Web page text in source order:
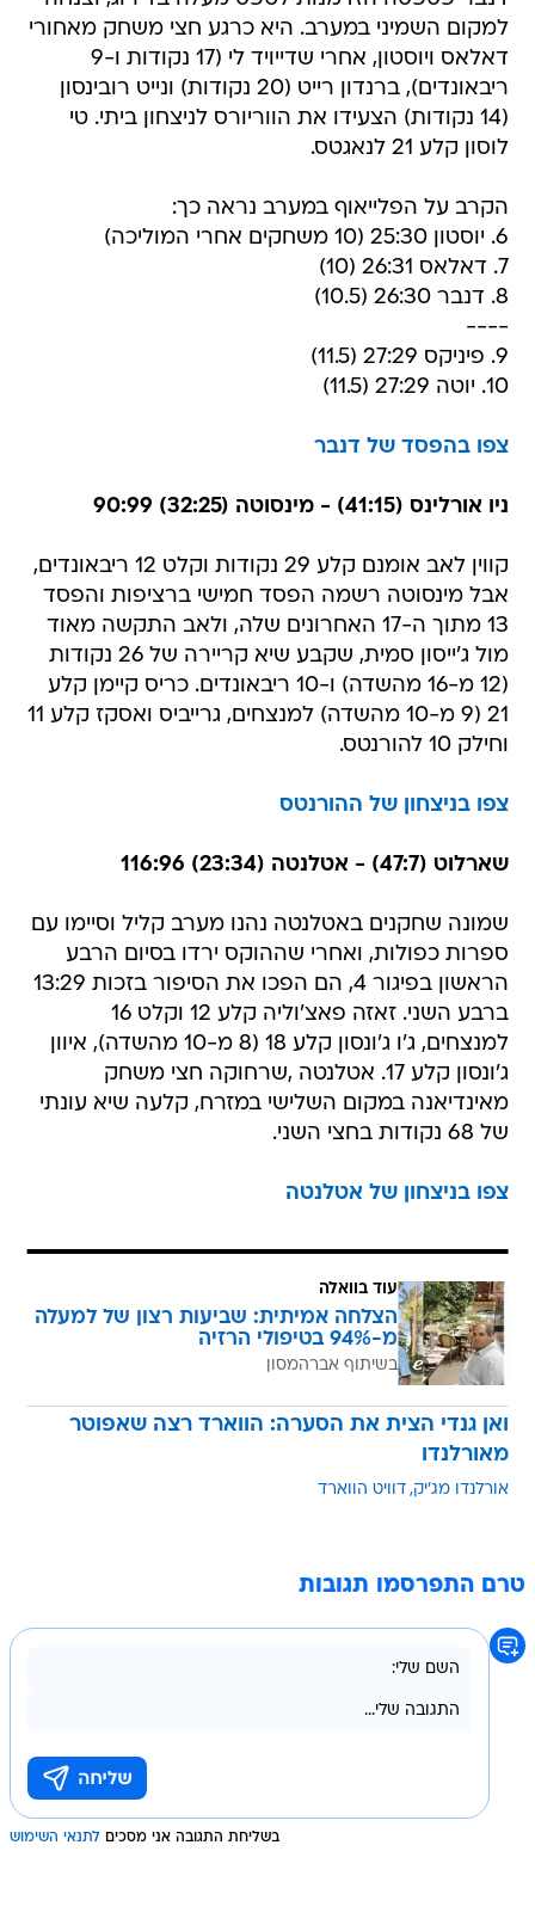
למקום השמיני במערב. היא כרגע חצי משחק מאחורי
דאלאס ויוסטון, אחרי שדייויד לי (17 נקודות ו-9
ריבאונדים), ברנדון רייט (20 נקודות) ונייט רובינסון
(14 נקודות) הצעידו את הווריורס לניצחון ביתי. טי
לוסון קלע 21 לנאגטס.
הקרב על הפלייאוף במערב נראה כך:
6. יוסטון 25:30 (10 משחקים אחרי המוליכה)
7. דאלאס 26:31 (10)
8. דנבר 26:30 (10.5)
----
9. פיניקס 27:29 (11.5)
10. יוטה 27:29 (11.5)
צפו בהפסד של דנבר
ניו אורלינס (41:15) - מינסוטה (32:25) 90:99
קווין לאב אומנם קלע 29 נקודות וקלט 12 ריבאונדים,
אבל מינסוטה רשמה הפסד חמישי ברציפות והפסד
13 מתוך ה-17 האחרונים שלה, ולאב התקשה מאוד
מול ג'ייסון סמית, שקבע שיא קריירה של 26 נקודות
(12 מ-16 מהשדה) ו-10 ריבאונדים. כריס קיימן קלע
21 (9 מ-10 מהשדה) למנצחים, גרייביס ואסקז קלע 11
וחילק 10 להורנטס.
צפו בניצחון של ההורנטס
שארלוט (47:7) - אטלנטה (23:34) 116:96
שמונה שחקנים באטלנטה נהנו מערב קליל וסיימו עם
ספרות כפולות, ואחרי שההוקס ירדו בסיום הרבע
הראשון בפיגור 4, הם הפכו את הסיפור בזכות 13:29
ברבע השני. זאזה פאצ'וליה קלע 12 וקלט 16
למנצחים, ג'ו ג'ונסון קלע 18 (8 מ-10 מהשדה), איוון
ג'ונסון קלע 17. אטלנטה ,שרחוקה חצי משחק
מאינדיאנה במקום השלישי במזרח, קלעה שיא עונתי
של 68 נקודות בחצי השני.
צפו בניצחון של אטלנטה
עוד בוואלה
הצלחה אמיתית: שביעות רצון של למעלה
מ-94% בטיפולי הרזיה
בשיתוף אברהמסון
ואן גנדי הצית את הסערה: הווארד רצה שאפוטר
מאורלנדו
אורלנדו מג'יק דוויט הווארד
טרם התפרסמו תגובות
בשליחת התגובה אני מסכים לתנאי השימוש